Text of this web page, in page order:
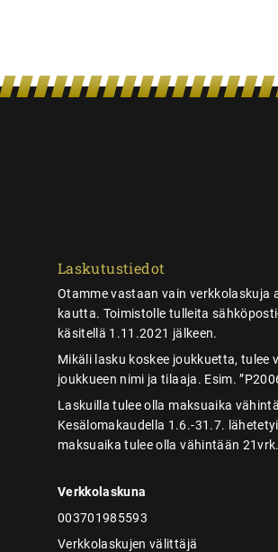
Laskutustiedot
Otamme vastaan vain verkkolaskuja
kautta. Toimistolle tulleita
käsitellä 1.11.2021 jälkeen.
Mikäli lasku koskee joukkuetta, tulee
joukkueen nimi ja tilaaja. Esim.
Laskuilla tulee olla maksuaika
Kesälomakaudella 1.6.-31.7.
maksuaika tulee olla vähintään 21vrk.
Verkkolaskuna
003701985593
Verkkolaskujen välittäjä